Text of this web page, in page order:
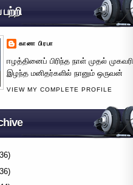
கானா பிரபா
ஈழத்தினைப் பிரிந்த நாள் முதல் முகவரி
இழந்த மனிதர்களில் நானும் ஒருவன்
VIEW MY COMPLETE PROFILE